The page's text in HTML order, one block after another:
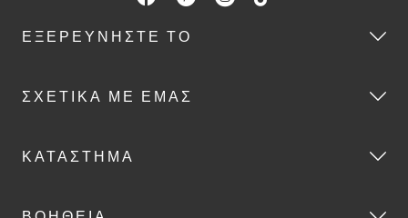
ΕΞΕΡΕΥΝΉΣΤΕ ΤΟ
ΣΧΕΤΙΚΆ ΜΕ ΕΜΆΣ
ΚΑΤΆΣΤΗΜΑ